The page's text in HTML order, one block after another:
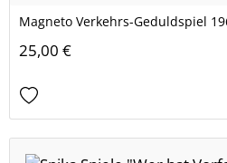
Magneto Verkehrs-Geduldspiel
25,00 €